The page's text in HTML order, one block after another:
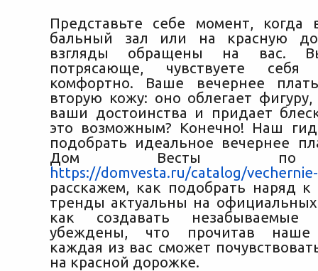
Представьте себе момент,
бальный зал или на красную
взгляды обращены на вас.
потрясающе, чувствуете
комфортно. Ваше вечернее
вторую кожу: оно облегает
ваши достоинства и придает
это возможным? Конечно! Наш
подобрать идеальное вечернее
Дом Весты по
https://domvesta.ru/catalog/
расскажем, как подобрать наряд к
тренды актуальны на
как создавать
убеждены, что прочитав наше
каждая из вас сможет
на красной дорожке.